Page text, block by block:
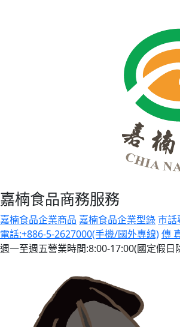
嘉楠食品商務服務
嘉楠食品企業商品 嘉楠食品企業型錄市話
電話:+886-5-2627000(手機/國外專線)傳
週一至週五營業時間:8:00-17:00(國定假日